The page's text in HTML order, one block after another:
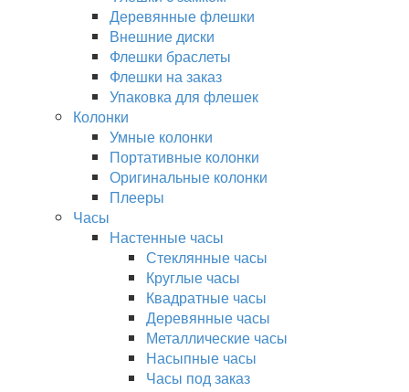
Деревянные флешки
Внешние диски
Флешки браслеты
Флешки на заказ
Упаковка для флешек
Колонки
Умные колонки
Портативные колонки
Оригинальные колонки
Плееры
Часы
Настенные часы
Стеклянные часы
Круглые часы
Квадратные часы
Деревянные часы
Металлические часы
Насыпные часы
Часы под заказ